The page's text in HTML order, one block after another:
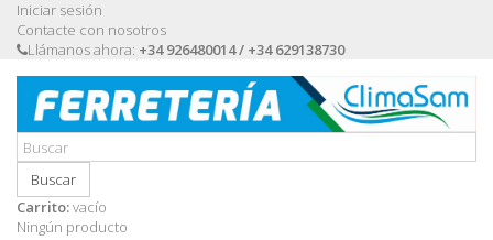
Iniciar sesión
Contacte con nosotros
Llámanos ahora: +34 926480014 / +34 629138730
Buscar
Carrito:vacío
Ningún producto